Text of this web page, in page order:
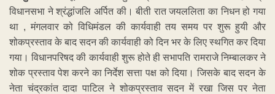
विधानसभा ने श्रंद्धांजलि अर्पित की। बीती रात जयललिता का निधन हो गया
था , मंगलवार को विधिमंडल की कार्यवाही तय समय पर शुरू हुयी और
शोकप्रस्ताव के बाद सदन की कार्यवाही को दिन भर के लिए स्थगित कर दिया
गया। विधानपरिषद की कार्यवाही शुरू होते ही सभापति रामराजे निम्बालकर ने
शोक प्रस्ताव पेश करने का निर्देश सत्ता पक्ष को दिया। जिसके बाद सदन के
नेता चंद्रकांत दादा पाटिल ने शोकप्रस्ताव सदन में रखा जिस पर नेता